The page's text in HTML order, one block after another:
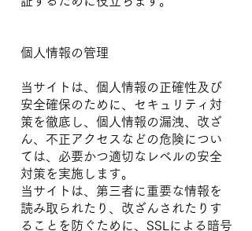
個人情報の管理
当サイトは、個人情報の正確性及び
安全確保のために、セキュリティ対
策を徹底し、個人情報の漏洩、改ざ
ん、不正アクセスなどの危険につい
ては、必要かつ適切なレベルの安全
対策を実施します。
当サイトは、第三者に重要な情報を
読み取られたり、改ざんされたりす
ることを防ぐために、SSLによる暗号